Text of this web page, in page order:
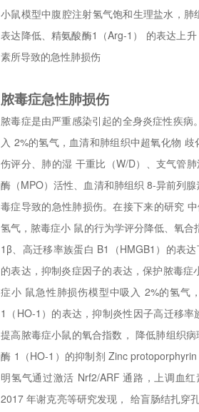
小鼠模型中腹腔注射氢气饱和生理盐水，肺
表达降低、精氨酸酶1（Arg-1） 的表达上
素所导致的急性肺损伤
脓毒症急性肺损伤
脓毒症是由严重感染引起的全身炎症性疾
入 2%的氢气，血清和肺组织中超氧化物
伤评分、肺的湿 干重比（W/D）、支气管
酶（MPO）活性、血清和肺组织 8-异前列
毒症导致的急性肺损伤。在接下来的研究
氢气，脓毒症小 鼠的行为学评分降低、氧
1β、高迁移率族蛋白 B1（HMGB1）的表
的表达，抑制炎症因子的表达，保护脓毒
症小 鼠急性肺损伤模型中吸入 2%的氢气
1（HO-1）的表达，抑制炎性因子高迁移
提高脓毒症小鼠的氧合指数， 降低肺组织
酶 1（HO-1）的抑制剂 Zinc
明氢气通过激活 Nrf2/ARF 通路，上调血
2017 年谢克亮等研究发现， 给盲肠结扎穿